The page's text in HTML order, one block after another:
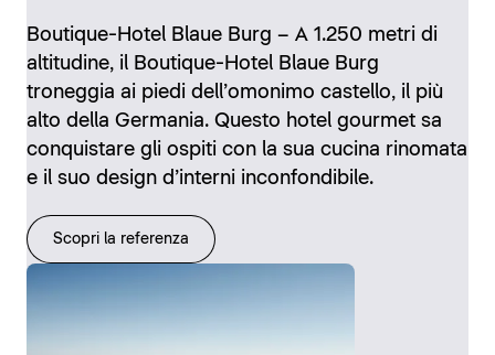
Boutique-Hotel Blaue Burg – A 1.250 metri di
altitudine, il Boutique-Hotel Blaue Burg
troneggia ai piedi dell’omonimo castello, il più
alto della Germania. Questo hotel gourmet sa
conquistare gli ospiti con la sua cucina rinomata
e il suo design d’interni inconfondibile.
Scopri la referenza